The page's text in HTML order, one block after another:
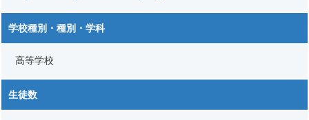
学校種別・種別・学科
高等学校
生徒数